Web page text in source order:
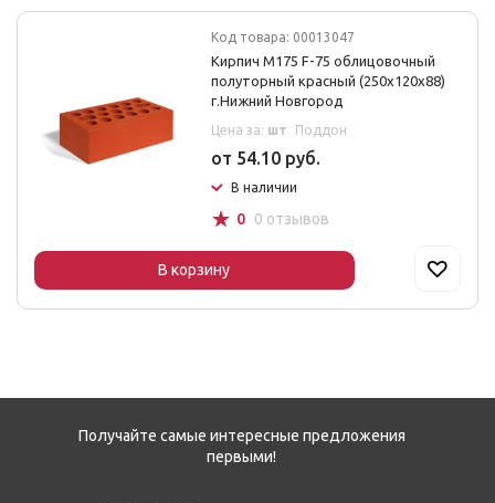
Код товара: 00013047
Кирпич М175 F-75 облицовочный
полуторный красный (250х120х88)
г.Нижний Новгород
Цена за: шт Поддон
от 54.10 руб.
В наличии
☆ 0 0 отзывов
В корзину
Получайте самые интересные предложения
первыми!